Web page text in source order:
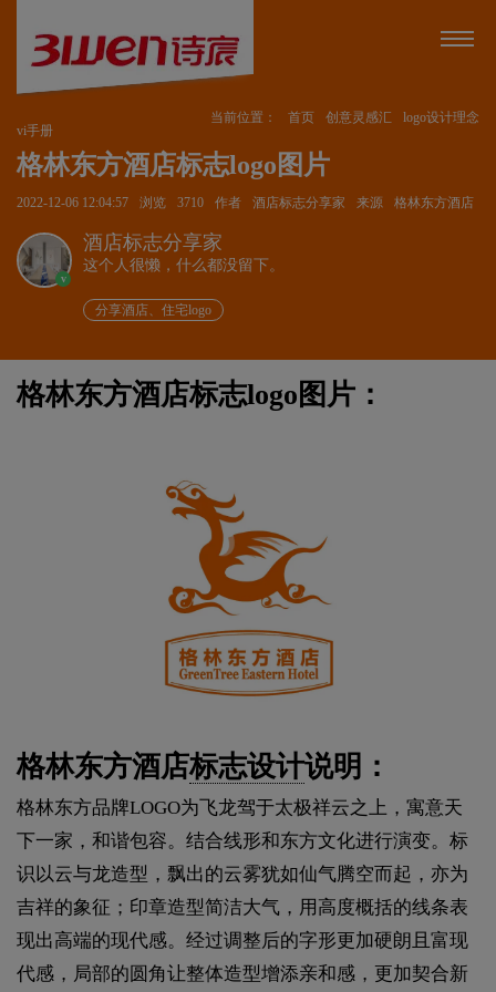
当前位置： 首页 创意灵感汇
logo设计理念
vi手册
格林东方酒店标志logo图片
2022-12-06 12:04:57 浏览 3710 作者 酒店标志分享家 来源 格林东方酒店
v
酒店标志分享家
这个人很懒，什么都没留下。
分享酒店、住宅logo
格林东方酒店标志logo图片：
格林东方酒店标志设计说明：
格林东方品牌LOGO为飞龙驾于太极祥云之上，寓意天
下一家，和谐包容。结合线形和东方文化进行演变。标
识以云与龙造型，飘出的云雾犹如仙气腾空而起，亦为
吉祥的象征；印章造型简洁大气，用高度概括的线条表
现出高端的现代感。经过调整后的字形更加硬朗且富现
代感，局部的圆角让整体造型增添亲和感，更加契合新